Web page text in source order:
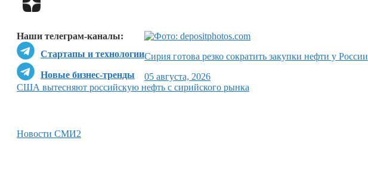
Наши телеграм-каналы:
Стартапы и технологии
Новые бизнес-тренды
Сирия готова резко сократить закупки нефти у России
05 августа, 2026
США вытесняют российскую нефть с сирийского рынка
Новости СМИ2